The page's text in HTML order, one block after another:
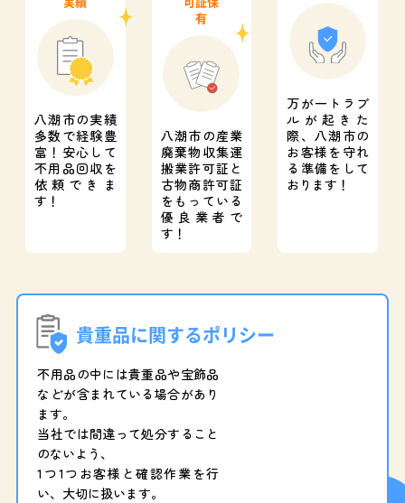
八潮市の実績
多数で経験豊
富！ 安心して
不用品回収を
依頼できま
す！
有
八潮市の産業
廃棄物収集運
搬業許可証と
古物商許可証
をもっている
優良業者で
す！
万が一トラブ
ルが起きた
際、八潮市の
お客様を守れ
る準備をして
おります！
貴重品に関するポリシー
不用品の中には貴重品や宝飾品
などが含まれている場合があり
ます。
当社では間違って処分すること
のないよう、
1つ1つお客様と確認作業を行
い、大切に扱います。